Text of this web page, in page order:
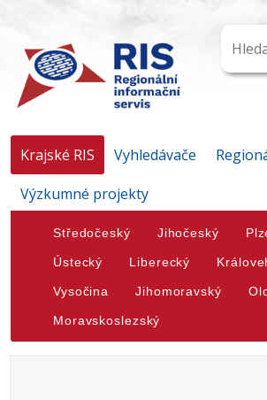
Krajské RIS Vyhledávače
Výzkumné projekty
Středočeský Jihočeský
Ústecký Liberecký
Vysočina Jihomoravský
Moravskoslezský